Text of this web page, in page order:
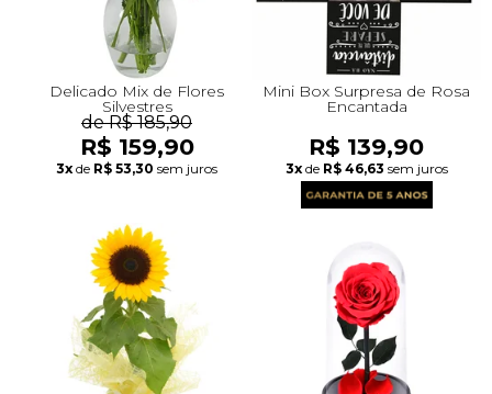
Delicado Mix de Flores
Silvestres
de R$ 185,90
R$ 159,90
3x de R$ 53,30 sem juros
Mini Box Surpresa de Rosa
Encantada
R$ 139,90
3x de R$ 46,63 sem juros